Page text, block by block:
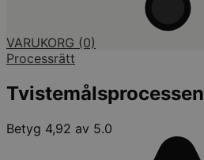
VARUKORG (0)
Processrätt
Tvistemålsprocessen
Betyg 4,92 av 5.0